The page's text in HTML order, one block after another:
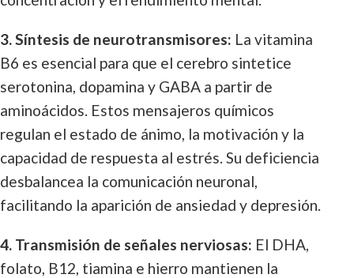
3. Síntesis de neurotransmisores: La vitamina
B6 es esencial para que el cerebro sintetice
serotonina, dopamina y GABA a partir de
aminoácidos. Estos mensajeros químicos
regulan el estado de ánimo, la motivación y la
capacidad de respuesta al estrés. Su deficiencia
desbalancea la comunicación neuronal,
facilitando la aparición de ansiedad y depresión.
4. Transmisión de señales nerviosas: El DHA,
folato, B12, tiamina e hierro mantienen la